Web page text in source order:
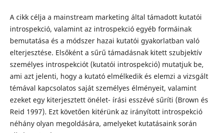
A cikk célja a mainstream marketing által támadott kutatói
introspekció, valamint az introspekció egyéb formáinak
bemutatása és a módszer hazai kutatói gyakorlatban való
elterjesztése. Elsőként a sűrű támadásnak kitett szubjektív
személyes introspekciót (kutatói introspekció) mutatjuk be,
ami azt jelenti, hogy a kutató elmélkedik és elemzi a vizsgált
témával kapcsolatos saját személyes élményeit, valamint
ezeket egy kiterjesztett önélet- írási esszévé sűríti (Brown és
Reid 1997). Ezt követően kitérünk az irányított introspekció
néhány olyan megoldására, amelyeket kutatásaink során